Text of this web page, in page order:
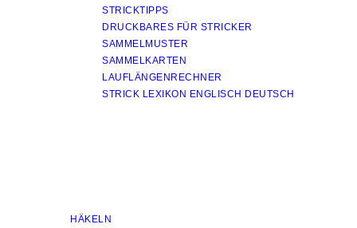
STRICKTIPPS
DRUCKBARES FÜR STRICKER
SAMMELMUSTER
SAMMELKARTEN
LAUFLÄNGENRECHNER
STRICK LEXIKON ENGLISCH DEUTSCH
HÄKELN